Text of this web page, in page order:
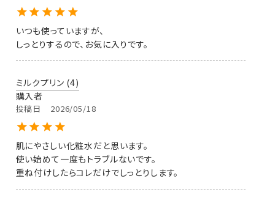
いつも使っていますが、
しっとりするので、お気に入りです。
ミルクプリン 4
購入者
投稿日 2026/05/18
肌にやさしい化粧水だと思います。
使い始めて一度もトラブルないです。